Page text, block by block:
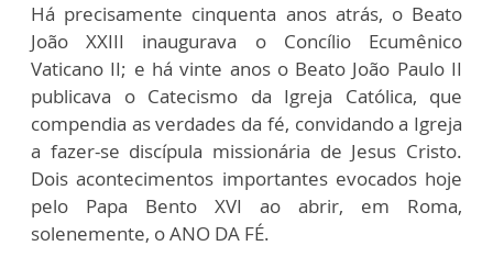
Há precisamente cinquenta anos atrás, o Beato
João XXIII inaugurava o Concílio Ecumênico
Vaticano II; e há vinte anos o Beato João Paulo II
publicava o Catecismo da Igreja Católica, que
compendia as verdades da fé, convidando a Igreja
a fazer-se discípula missionária de Jesus Cristo.
Dois acontecimentos importantes evocados hoje
pelo Papa Bento XVI ao abrir, em Roma,
solenemente, o ANO DA FÉ.